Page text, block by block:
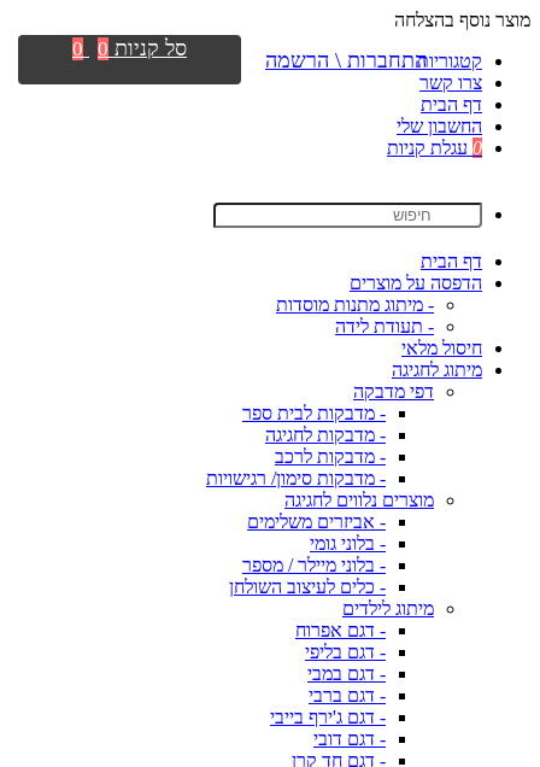
מוצר נוסף בהצלחה
קטגוריות
צרו קשר
דף הבית
החשבון שלי
0 עגלת קניות
דף הבית
הדפסה על מוצרים
- מיתוג מתנות מוסדות
- תעודת לידה
חיסול מלאי
מיתוג לחגיגה
דפי מדבקה
- מדבקות לבית ספר
- מדבקות לחגיגה
- מדבקות לרכב
- מדבקות סימון/ רגישויות
מוצרים נלווים לחגיגה
- אביזרים משלימים
- בלוני גומי
- בלוני מיילר / מספר
- כלים לעיצוב השולחן
מיתוג לילדים
- דגם אפרוח
- דגם בליפי
- דגם במבי
- דגם ברבי
- דגם ג'ירף בייבי
- דגם דובי
- דגם חד קרן
התחברות \ הרשמה סל קניות 0
0